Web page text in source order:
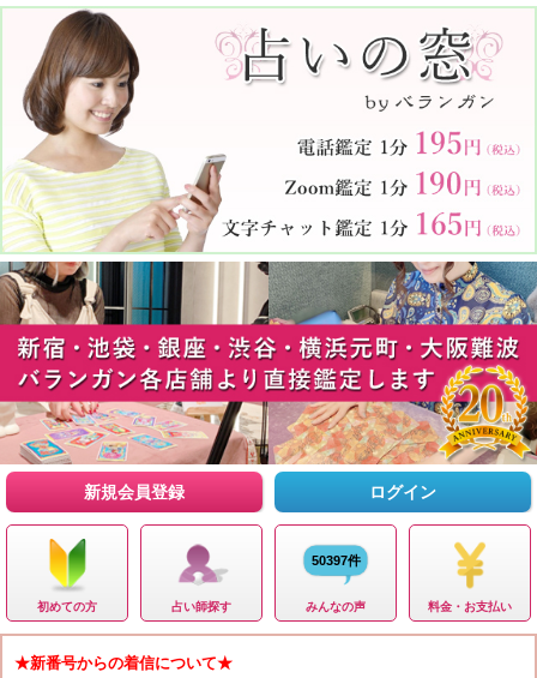
新規会員登録 ログイン
初めての方 占い師探す
50397件
みんなの声 料金・お支払い
★新番号からの着信について★